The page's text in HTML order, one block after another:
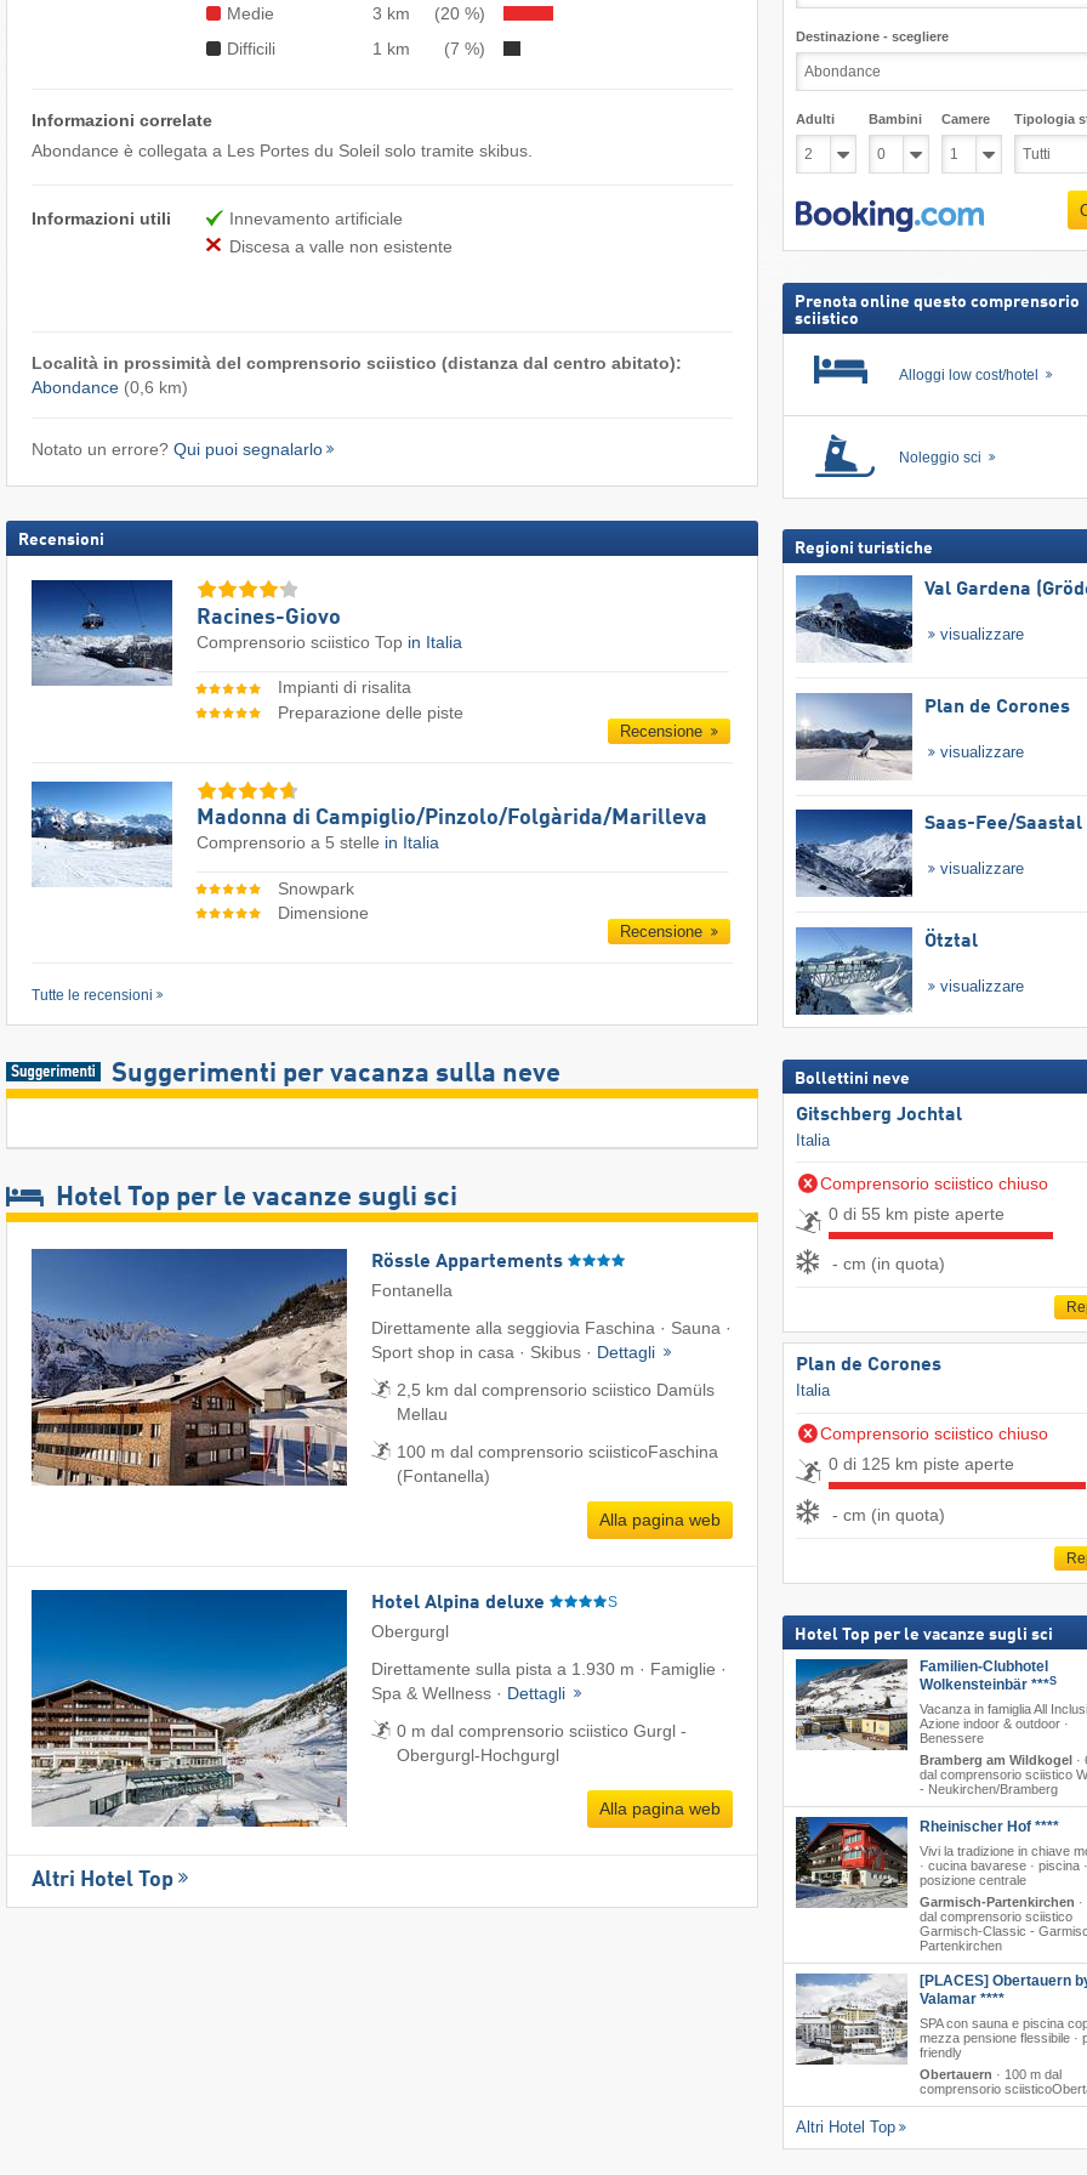
Medie
3 km
(20 %)
Difficili
1 km (7 %)
Informazioni correlate
Abondance è collegata a Les Portes du Soleil solo tramite skibus.
Informazioni utili
Innevamento artificiale
Discesa a valle non esistente
Località in prossimità del comprensorio sciistico (distanza dal centro abitato):
Abondance(0,6 km)
Notato un errore? Qui puoi segnalarlo
Recensioni
Racines-Giovo
Comprensorio sciistico Top in Italia
Impianti di risalita
Preparazione delle piste
Recensione
Madonna di Campiglio/​Pinzolo/​Folgàrida/​Marilleva
Comprensorio a 5 stelle in Italia
Snowpark
Dimensione
Recensione
Tutte le recensioni
Suggerimenti per vacanza sulla neve
Hotel Top per le vacanze sugli sci
Rössle Appartements
Fontanella
Direttamente alla seggiovia Faschina · Sauna ·
Sport shop in casa · Skibus · Dettagli
2,5 km dal comprensorio sciistico Damüls
Mellau
100 m dal comprensorio sciisticoFaschina
(Fontanella)
Alla pagina web
Hotel Alpina deluxe S
Obergurgl
Direttamente sulla pista a 1.930 m · Famiglie ·
Spa & Wellness · Dettagli
0 m dal comprensorio sciistico Gurgl -
Obergurgl-Hochgurgl
Alla pagina web
Altri Hotel Top
Destinazione - scegliere
Adulti Bambini Camere Tipologia
Prenota online questo comprensorio
sciistico
Alloggi low cost/hotel
Noleggio sci
Regioni turistiche
Val Gardena
visualizzare
Plan de Corones
visualizzare
Saas-Fee/​Saastal
visualizzare
Ötztal
visualizzare
Bollettini neve
Gitschberg Jochtal
Italia
Comprensorio sciistico chiuso
0 di 55 km piste aperte
- cm (in quota)
Plan de Corones
Italia
Comprensorio sciistico chiuso
0 di 125 km piste aperte
- cm (in quota)
Hotel Top per le vacanze sugli sci
Familien-Clubhotel
Wolkensteinbär ***S
Vacanza in famiglia All
Azione indoor & outdoor ·
Benessere
Bramberg am Wildkogel·
dal comprensorio sciistico
- Neukirchen/​Bramberg
Rheinischer Hof ****
Vivi la tradizione in chiave
· cucina bavarese · piscina ·
posizione centrale
Garmisch-Partenkirchen ·
dal comprensorio sciistico
Garmisch-Classic -
Partenkirchen
[PLACES] Obertauern
Valamar ****
SPA con sauna e piscina
mezza pensione flessibile ·
friendly
Obertauern · 100 m dal
comprensorio
Altri Hotel Top